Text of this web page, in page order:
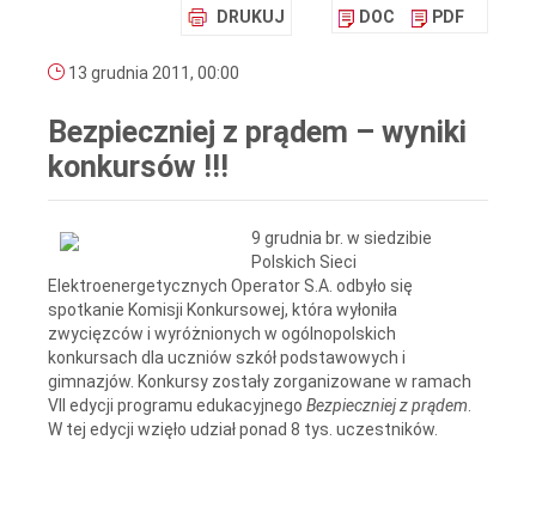
DRUKUJ DOC PDF
13 grudnia 2011, 00:00
Bezpieczniej z prądem – wyniki
konkursów !!!
9 grudnia br. w siedzibie
Polskich Sieci
Elektroenergetycznych Operator S.A. odbyło się
spotkanie Komisji Konkursowej, która wyłoniła
zwycięzców i wyróżnionych w ogólnopolskich
konkursach dla uczniów szkół podstawowych i
gimnazjów. Konkursy zostały zorganizowane w ramach
VII edycji programu edukacyjnego Bezpieczniej z prądem
W tej edycji wzięło udział ponad 8 tys. uczestników.